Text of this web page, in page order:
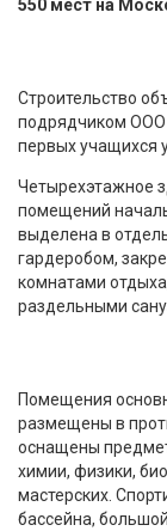
550 мест на
Строительство
подрядчиком ООО
первых учащихся
Четырехэтажное
помещений
выделена в
гардеробом,
комнатами
раздельными
Помещения
размещены в
оснащены
химии, физики,
мастерских.
бассейна,